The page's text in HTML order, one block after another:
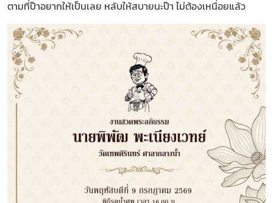
ตามที่ป๊าอยากให้เป็นเลย หลับให้สบายนะป๊า ไม่ต้องเหนื่อยแล้ว